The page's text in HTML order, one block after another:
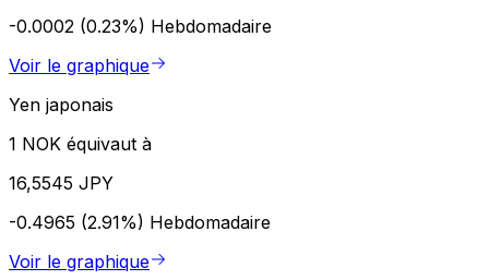
-0.0002 (0.23%) Hebdomadaire
Voir le graphique
Yen japonais
1 NOK équivaut à
16,5545 JPY
-0.4965 (2.91%) Hebdomadaire
Voir le graphique